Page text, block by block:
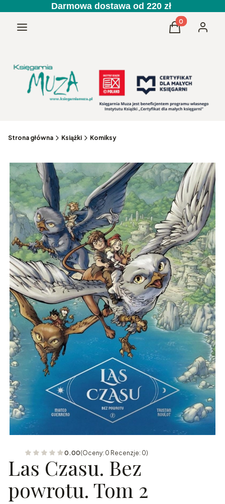
Darmowa dostawa od 220 zł
Menu Produkty w
Koszyk
Strona główna Książki Komiksy
0.00(Oceny: 0 Recenzje: 0)
Las Czasu. Bez
powrotu. Tom 2